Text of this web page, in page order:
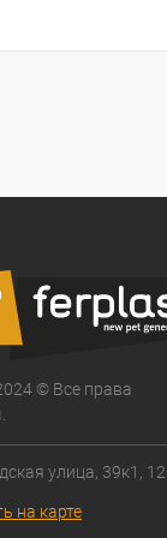
© Все права
улица, 39к1,
на карте